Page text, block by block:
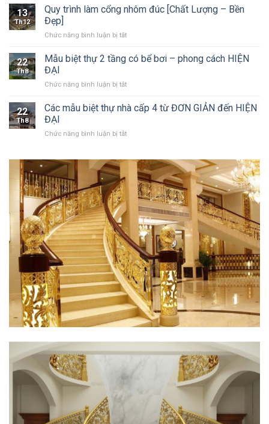
nguyên
sắt
thuật
bước
chọn
vị
công
đúc
13
Th12
Quy trình làm cổng nhôm đúc [Chất Lượng – Bền
Đẹp]
Chức năng bình luận bị tắtở
trình
nhôm
[Chất
Bền
22
Th8
Mẫu biệt thự 2 tầng có bể bơi – phong cách HIỆN
ĐẠI
Chức năng bình luận bị tắtở
biệt
tầng
phong
cách
HIỆN
22
Th8
Các mẫu biệt thự nhà cấp 4 từ ĐƠN GIẢN đến HIỆN
ĐẠI
Chức năng bình luận bị tắtở
biệt
nhà
ĐƠN
GIẢN
đến
HIỆN
ĐẠI